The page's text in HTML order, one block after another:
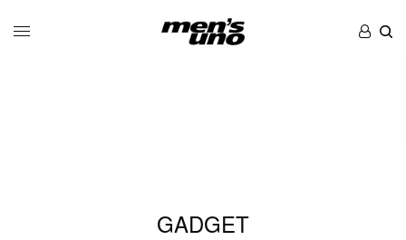
GADGET